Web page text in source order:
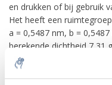
en drukken of bij gebruik
Het heeft een
a = 0,5487 nm, b =
berekende dichtheid 7,31
-Geleidbaarheid en